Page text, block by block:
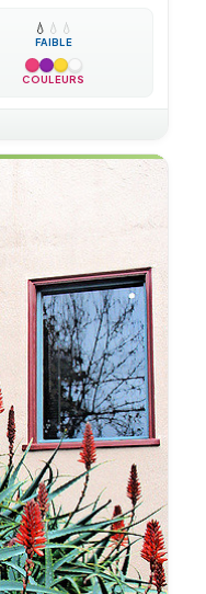
💧 💧 💧
FAIBLE
COULEURS